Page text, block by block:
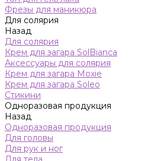
Фрезы для маникюра
Для солярия
Назад
Для солярия
Крем для загара SolBianca
Аксессуары для солярия
Крем для загара Moxie
Крем для загара Soleo
Стикини
Одноразовая продукция
Назад
Одноразовая продукция
Для головы
Для рук и ног